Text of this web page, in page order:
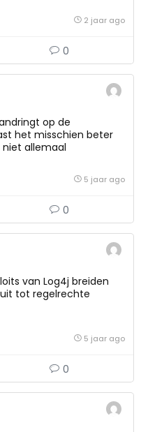
2 jaar ago
0
op de
het misschien beter
allemaal
5 jaar ago
0
van Log4j breiden
tot regelrechte
5 jaar ago
0